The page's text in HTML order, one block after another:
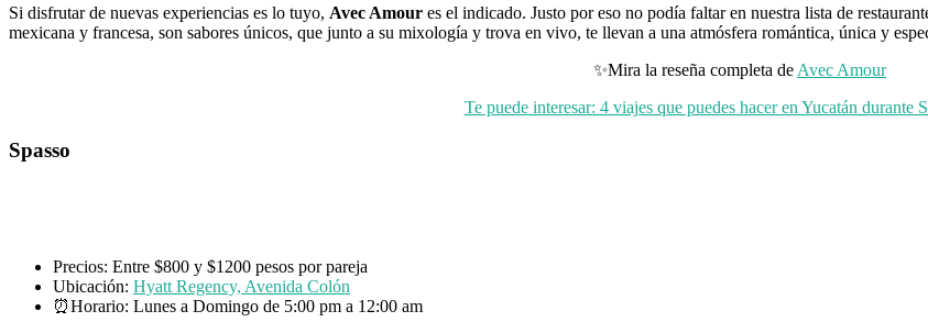
Si disfrutar de nuevas experiencias es lo tuyo, Avec Amour es el indicado. Justo por eso no podía faltar en nuestra lista de
mexicana y francesa, son sabores únicos, que junto a su mixología y trova en vivo, te llevan a una atmósfera romántica, única y
✨Mira la reseña completa de Avec Amour
Te puede interesar: 4 viajes que puedes hacer en Yucatán durante
Spasso
Precios: Entre $800 y $1200 pesos por pareja
Ubicación: Hyatt Regency, Avenida Colón
⏰Horario: Lunes a Domingo de 5:00 pm a 12:00 am